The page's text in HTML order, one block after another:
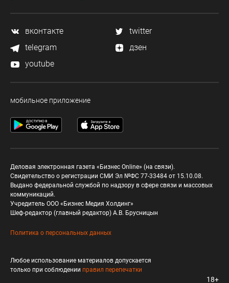
вконтакте
twitter
telegram
дзен
youtube
мобильное приложение
Деловая электронная газета «Бизнес Online» (на связи).
Свидетельство о регистрации СМИ Эл №ФС 77-33484 от 15.10.08.
Выдано федеральной службой по надзору в сфере связи и массовых
коммуникаций.
Учредитель ООО «Бизнес Медия Холдинг»
Шеф-редактор (главный редактор) А.В. Брусницын
Политика о персональных данных
Любое использование материалов допускается
только при соблюдении правил перепечатки
18+